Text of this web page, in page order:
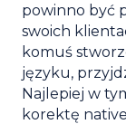
powinno być
swoich
komuś
języku,
Najlepiej w
korektę